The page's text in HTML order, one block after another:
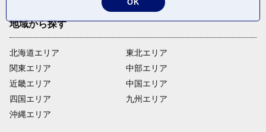
地域から探す
北海道エリア
関東エリア
近畿エリア
四国エリア
沖縄エリア
東北エリア
中部エリア
中国エリア
九州エリア
OK